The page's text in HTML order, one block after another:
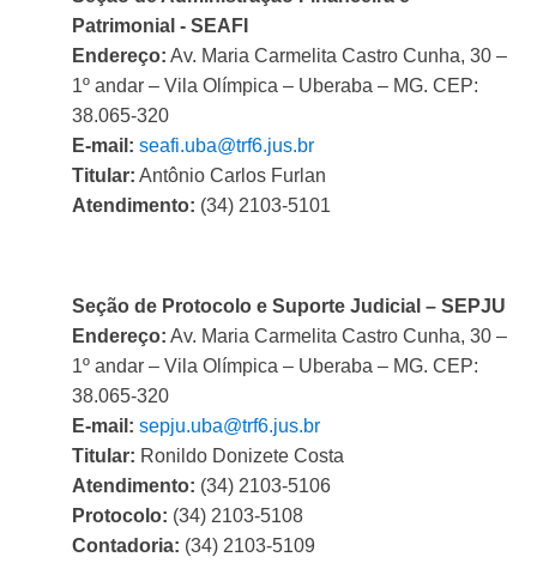
Patrimonial - SEAFI
Endereço: Av. Maria Carmelita Castro Cunha, 30 –
1º andar – Vila Olímpica – Uberaba – MG. CEP:
38.065-320
E-mail: seafi.uba@trf6.jus.br
Titular: Antônio Carlos Furlan
Atendimento: (34) 2103-5101
Seção de Protocolo e Suporte Judicial – SEPJU
Endereço: Av. Maria Carmelita Castro Cunha, 30 –
1º andar – Vila Olímpica – Uberaba – MG. CEP:
38.065-320
E-mail: sepju.uba@trf6.jus.br
Titular: Ronildo Donizete Costa
Atendimento: (34) 2103-5106
Protocolo: (34) 2103-5108
Contadoria: (34) 2103-5109